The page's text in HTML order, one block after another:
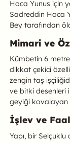
Hoca Yunus için
Sadreddin Hoca
Bey tarafından
Mimari ve
Kümbetin 6 metre
dikkat çekici
zengin taş
ve bitki desenleri
geyiği kovalayan
İşlev ve
Yapı, bir